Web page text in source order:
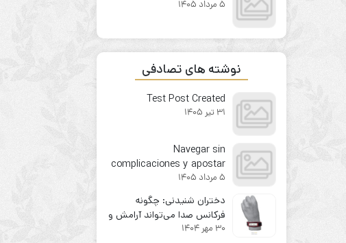
5 مرداد 1405
نوشته های تصادفی
Test Post Created
31 تیر 1405
Navegar sin
complicaciones y apostar
con confianza en 1win
5 مرداد 1405
دختران شنیدنی: چگونه
فرکانس صدا می‌تواند آرامش و
درخشش درون را بیدار کند؟
30 مهر 1404